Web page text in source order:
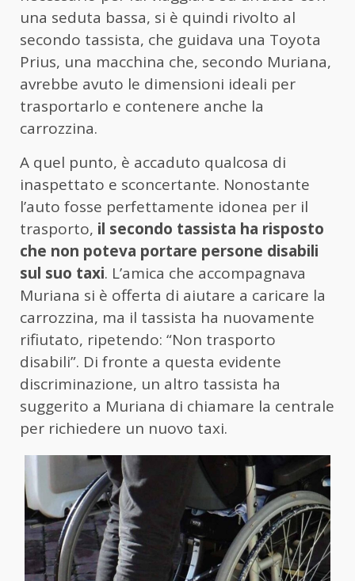
una seduta bassa, si è quindi rivolto al
secondo tassista, che guidava una Toyota
Prius, una macchina che, secondo Muriana,
avrebbe avuto le dimensioni ideali per
trasportarlo e contenere anche la
carrozzina.
A quel punto, è accaduto qualcosa di
inaspettato e sconcertante. Nonostante
l’auto fosse perfettamente idonea per il
trasporto, il secondo tassista ha risposto
che non poteva portare persone disabili
sul suo taxi. L’amica che accompagnava
Muriana si è offerta di aiutare a caricare la
carrozzina, ma il tassista ha nuovamente
rifiutato, ripetendo: “Non trasporto
disabili”. Di fronte a questa evidente
discriminazione, un altro tassista ha
suggerito a Muriana di chiamare la centrale
per richiedere un nuovo taxi.